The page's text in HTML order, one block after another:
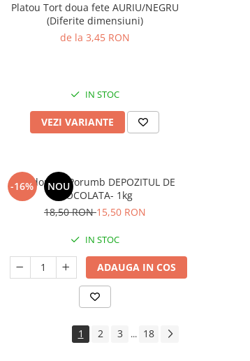
Platou Tort doua fete AURIU/NEGRU
(Diferite dimensiuni)
de la 3,45 RON
IN STOC
VEZI VARIANTE
-16% NOU
Amidon De Porumb DEPOZITUL DE
CIOCOLATA- 1kg
18,50 RON15,50 RON
IN STOC
ADAUGA IN COS
1 2 3 ... 18